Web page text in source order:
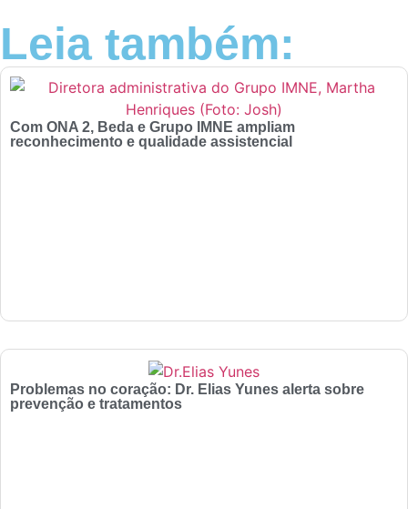
Leia também:
Com ONA 2, Beda e Grupo IMNE ampliam
reconhecimento e qualidade assistencial
Problemas no coração: Dr. Elias Yunes alerta sobre
prevenção e tratamentos